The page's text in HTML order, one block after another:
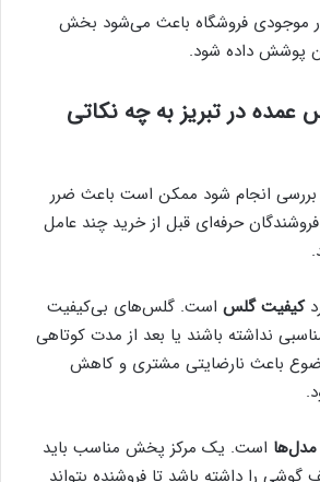
موجودی فروشگاه باعث می‌شود بخش
پوشش داده شود.
عمده در تبریز به چه نکاتی
بررسی انجام شود ممکن است باعث ضرر
حرفه‌ای قبل از خرید چند عامل
کیفیت گلس است. گلس‌های بی‌کیفیت
نداشته باشند یا بعد از مدت کوتاهی
باعث نارضایتی مشتری و کاهش
است. یک مرکز پخش مناسب باید